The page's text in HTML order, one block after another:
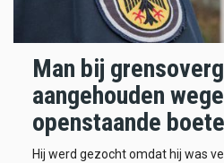
Man bij
aangehouden
openstaande boete
Hij werd gezocht omdat hij was